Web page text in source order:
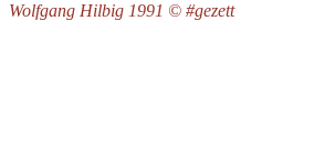
Wolfgang Hilbig 1991 © #gezett